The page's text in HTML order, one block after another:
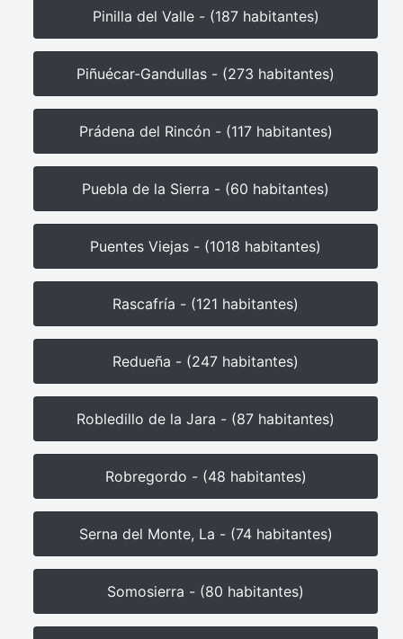
Pinilla del Valle - (187 habitantes)
Piñuécar-Gandullas - (273 habitantes)
Prádena del Rincón - (117 habitantes)
Puebla de la Sierra - (60 habitantes)
Puentes Viejas - (1018 habitantes)
Rascafría - (121 habitantes)
Redueña - (247 habitantes)
Robledillo de la Jara - (87 habitantes)
Robregordo - (48 habitantes)
Serna del Monte, La - (74 habitantes)
Somosierra - (80 habitantes)